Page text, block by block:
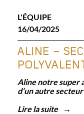
L'ÉQUIPE
16/04/2025
ALINE –
Aline notre super
d’un autre
Lire la suite
→